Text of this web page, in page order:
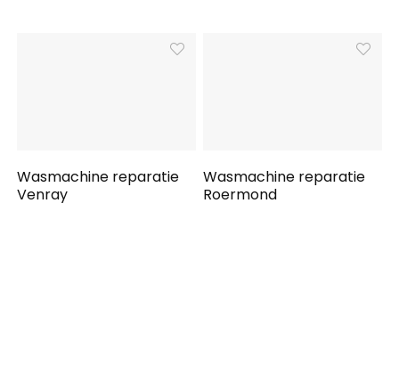
Wasmachine reparatie
Venray
Wasmachine reparatie
Roermond